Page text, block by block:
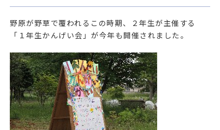
Facebook
Instagram
資料請求・お問い合わせ
野原が野草で覆われるこの時期、２年生が主催する
「１年生かんげい会」が今年も開催されました。